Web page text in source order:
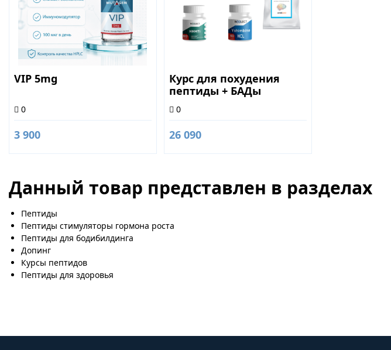
VIP 5mg
0
3 900
Курс для похудения
пептиды + БАДы
0
26 090
Данный товар представлен в разделах
Пептиды
Пептиды стимуляторы гормона роста
Пептиды для бодибилдинга
Допинг
Курсы пептидов
Пептиды для здоровья